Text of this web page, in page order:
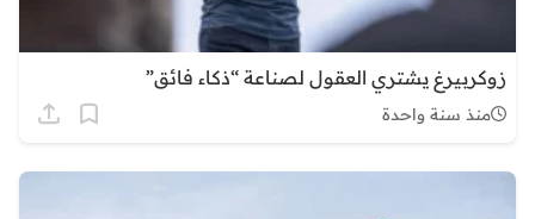
زوكربيرغ يشتري العقول لصناعة “ذكاء فائق”
منذ سنة واحدة